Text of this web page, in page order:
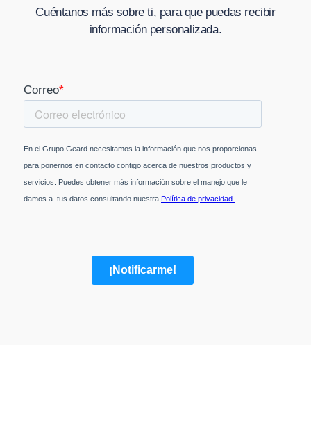
Cuéntanos más sobre ti, para que puedas recibir
información personalizada.